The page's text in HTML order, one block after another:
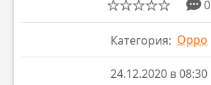
0
Категория: Oppo
24.12.2020 в 08:30